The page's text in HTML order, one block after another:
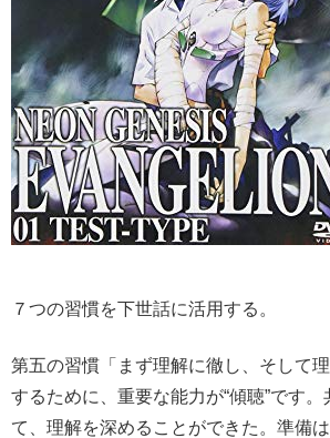
７つの習慣を下世話に活用する。
第五の習慣「まず理解に徹し、そして
するために、重要な能力が“傾聴”です
て、理解を深めることができた。準備は